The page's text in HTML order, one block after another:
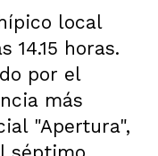
local
14.15 horas.
por el
más
"Apertura",